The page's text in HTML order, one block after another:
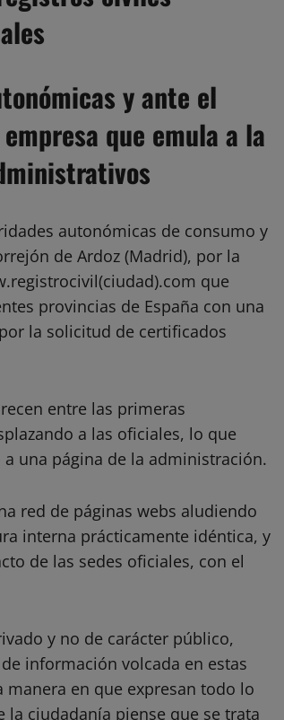
y ante el
que emula a la
autonómicas de consumo y
de Ardoz (Madrid), por la
que
provincias de España con una
la solicitud de certificados
entre las primeras
a las oficiales, lo que
una página de la administración.
red de páginas webs aludiendo
interna prácticamente idéntica, y
de las sedes oficiales, con el
y no de carácter público,
información volcada en estas
en que expresan todo lo
ciudadanía piense que se trata